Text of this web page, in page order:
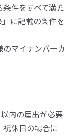
件をすべて満た
に記載の条件を
マイナンバーカ
内の届出が必要
祝休日の場合に